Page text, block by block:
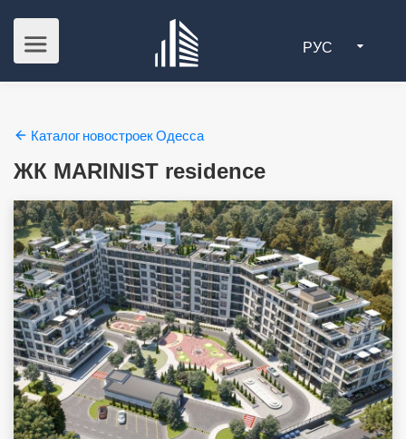
РУС
Каталог новостроек Одесса
ЖК МARINIST residence